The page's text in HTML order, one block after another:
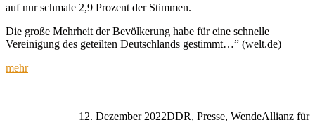
auf nur schmale 2,9 Prozent der Stimmen.
Die große Mehrheit der Bevölkerung habe für eine schnelle
Vereinigung des geteilten Deutschlands gestimmt…” (welt.de)
mehr
12. Dezember 2022DDR, Presse, WendeAllianz für